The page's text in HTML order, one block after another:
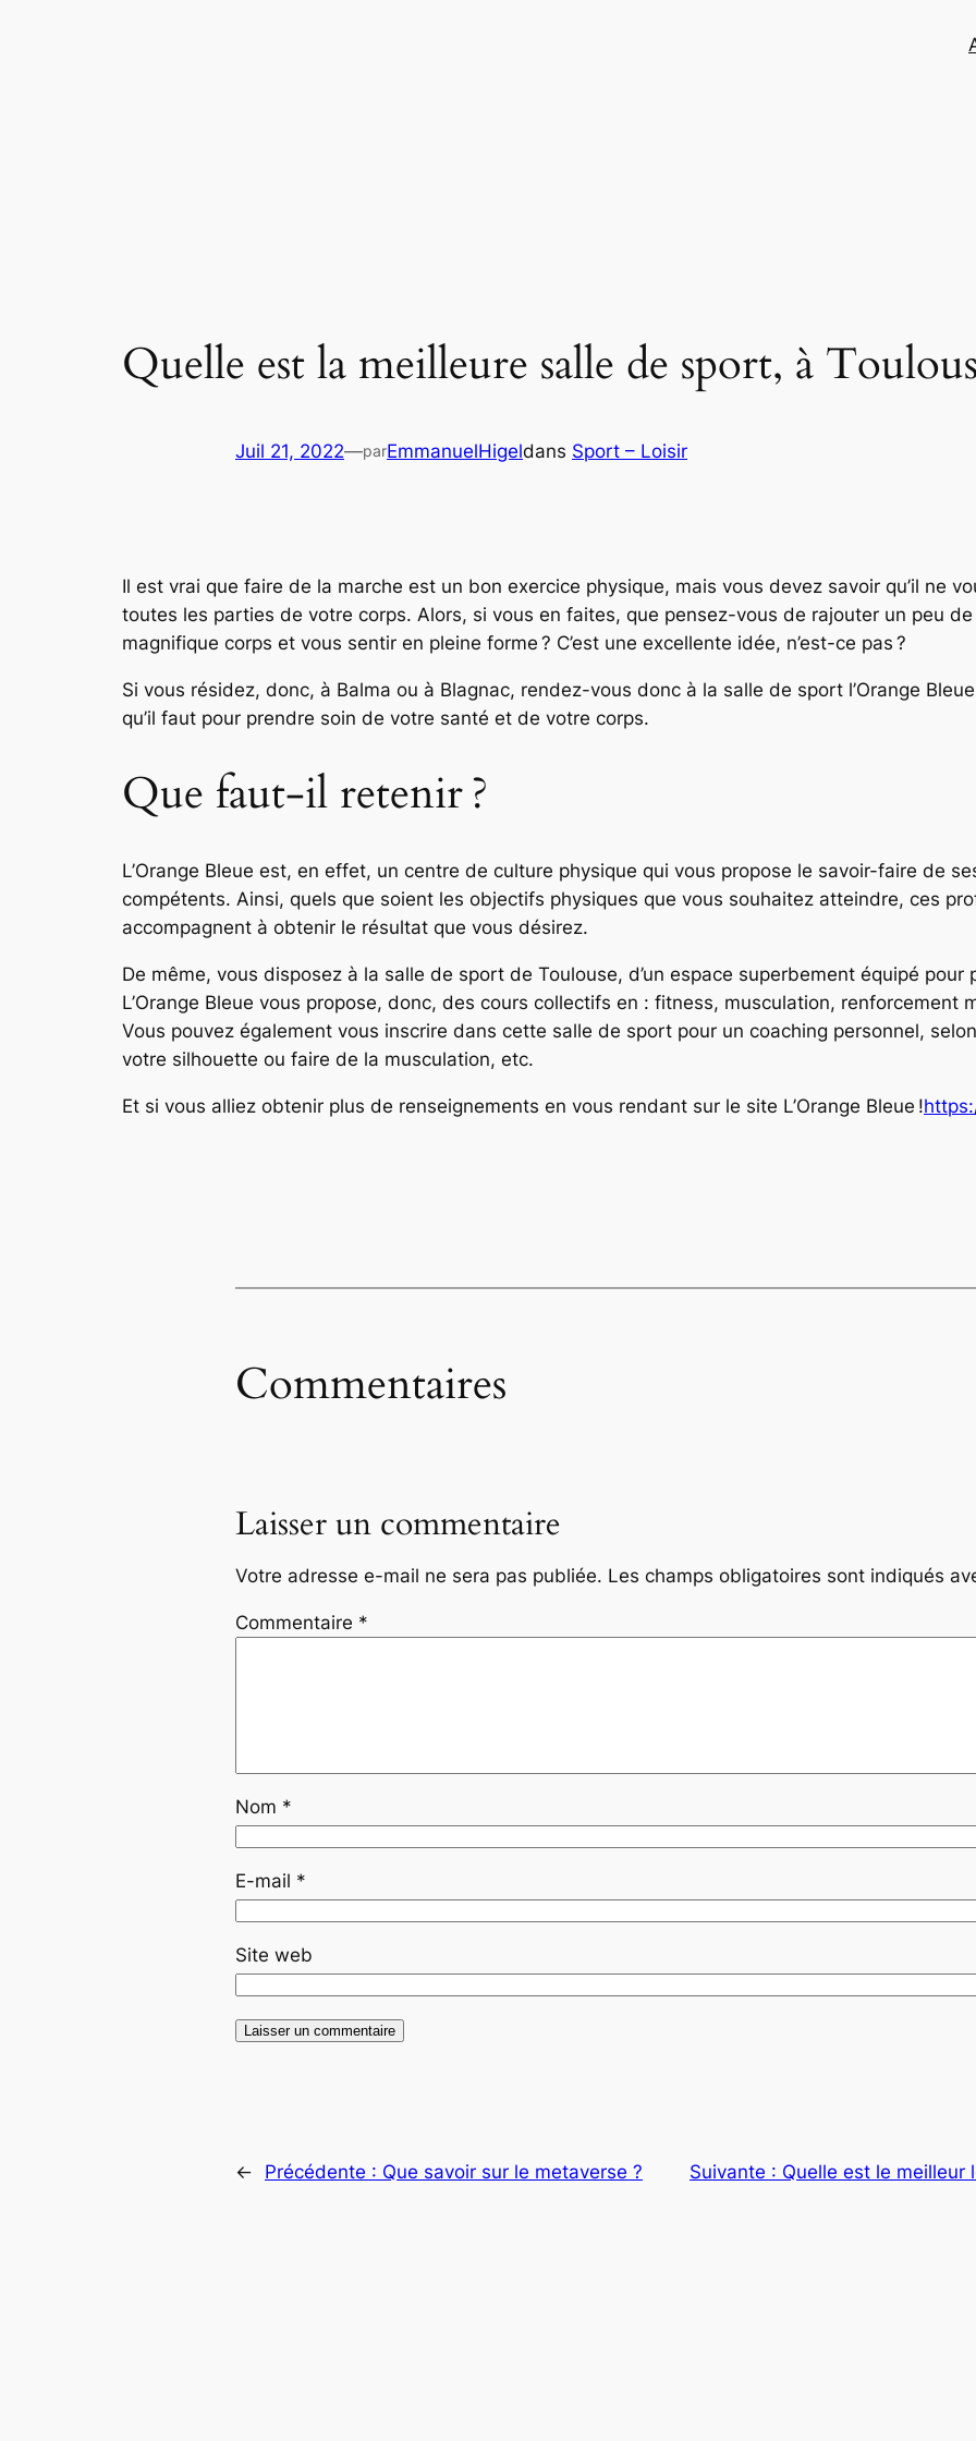
Quelle est la meilleure salle de sport, à
Juil 21, 2022—parEmmanuelHigeldans Sport – Loisir
Il est vrai que faire de la marche est un bon exercice physique, mais vous devez savoir qu’il ne
toutes les parties de votre corps. Alors, si vous en faites, que pensez-vous de rajouter un peu
magnifique corps et vous sentir en pleine forme ? C’est une excellente idée, n’est-ce pas ?
Si vous résidez, donc, à Balma ou à Blagnac, rendez-vous donc à la salle de sport l’Orange
qu’il faut pour prendre soin de votre santé et de votre corps.
Que faut-il retenir ?
L’Orange Bleue est, en effet, un centre de culture physique qui vous propose le savoir-faire de
compétents. Ainsi, quels que soient les objectifs physiques que vous souhaitez atteindre, ces
accompagnent à obtenir le résultat que vous désirez.
De même, vous disposez à la salle de sport de Toulouse, d’un espace superbement équipé
L’Orange Bleue vous propose, donc, des cours collectifs en : fitness, musculation, renforcement
Vous pouvez également vous inscrire dans cette salle de sport pour un coaching personnel,
votre silhouette ou faire de la musculation, etc.
Et si vous alliez obtenir plus de renseignements en vous rendant sur le site L’Orange Bleue !
Commentaires
Laisser un commentaire
Votre adresse e-mail ne sera pas publiée. Les champs obligatoires sont indiqués
Commentaire *
Nom *
E-mail *
Site web
← Précédente : Que savoir sur le metaverse ? Suivante : Quelle est le meilleur